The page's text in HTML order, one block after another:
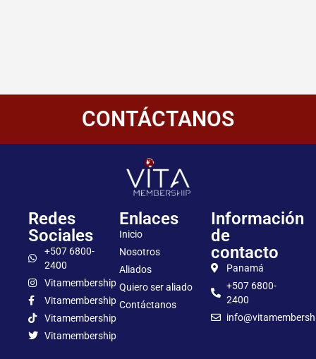
CONTÁCTANOS
Redes
Sociales
+507 6800-
2400
Vitamembership
Vitamembership
Vitamembership
Vitamembership
Enlaces
Inicio
Nosotros
Aliados
Quiero ser aliado
Contáctanos
Información
de
contacto
Panamá
+507 6800-
2400